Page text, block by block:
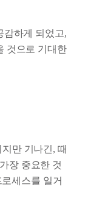
감하게 되었고,
것으로 기대한
만 기나긴, 때
장 중요한 것
세스를 일거